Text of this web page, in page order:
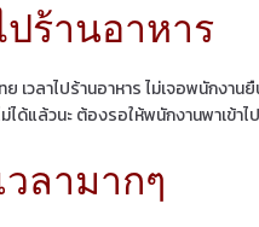
ร้านอาหาร
เวลาไปร้านอาหาร ไม่เจอพนักงา
ได้แล้วนะ ต้องรอให้พนักงานพาเข้า
ลามากๆ